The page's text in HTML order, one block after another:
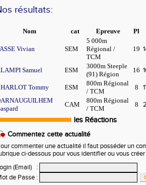
résultats:
Nom cat Epreuve Pl
Vivian SEM
5 000m
Régional /
TCM
19
Samuel ESM
3000m Steeple
(91) Région
16
Tommy ESM
800m Régional
/ TCM
8
CAM
800m Régional
/ TCM
8
les Réactions
Commentez cette actualité
commenter une actualité il faut posséder un
ci-dessous pour vous identifier ou vous
(Email)
:
de Passe :